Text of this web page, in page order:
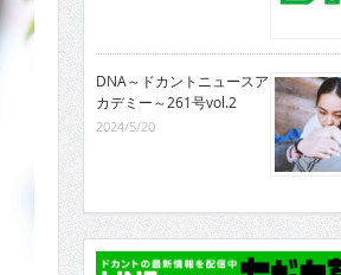
DNA～ドカントニュースア
カデミー～261号vol.2
2024/5/20